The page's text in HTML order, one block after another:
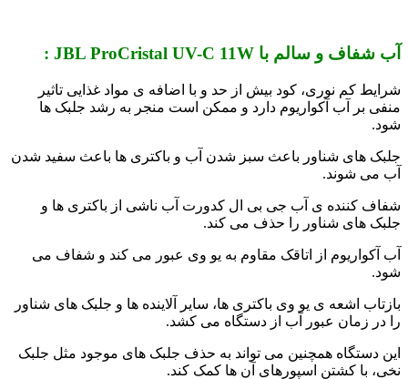
آب شفاف و سالم با JBL ProCristal UV-C 11W :
شرایط کم نوری، کود بیش از حد و با اضافه ی مواد غذایی تاثیر
منفی بر آب آکواریوم دارد و ممکن است منجر به رشد جلبک ها
شود.
جلبک های شناور باعث سبز شدن آب و باکتری ها باعث سفید شدن
آب می شوند.
شفاف کننده ی آب جی بی ال کدورت آب ناشی از باکتری ها و
جلبک های شناور را حذف می کند.
آب آکواریوم از اتاقک مقاوم به یو وی عبور می کند و شفاف می
شود.
بازتاب اشعه ی یو وی باکتری ها، سایر آلاینده ها و جلبک های شناور
را در زمان عبور آب از دستگاه می کشد.
این دستگاه همچنین می تواند به حذف جلبک های موجود مثل جلبک
نخی، با کشتن اسپورهای آن ها کمک کند.